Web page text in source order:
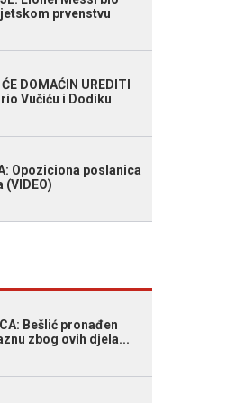
prvenstvu
DOMAĆIN UREDITI
Vučiću i Dodiku
Opoziciona poslanica
Bešlić pronađen
zbog ovih djela...